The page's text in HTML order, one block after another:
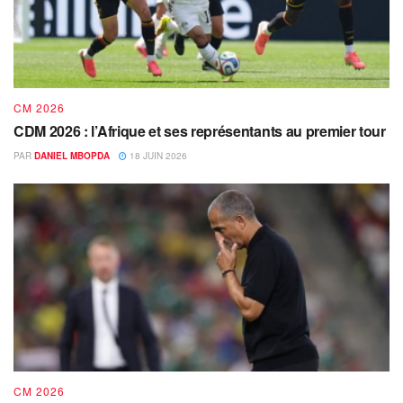
CM 2026
CDM 2026 : l’Afrique et ses représentants au premier tour
PAR DANIEL MBOPDA 18 JUIN 2026
CM 2026